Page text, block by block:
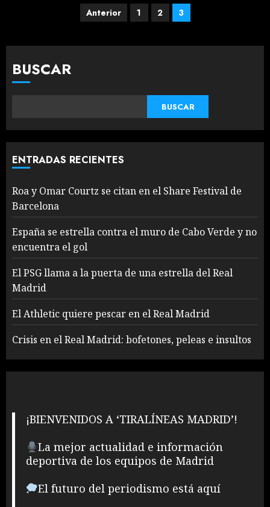
Paginación
Anterior 1 2 3
BUSCAR
BUSCAR
ENTRADAS RECIENTES
Roa y Omar Courtz se citan en el Share Festival de
Barcelona
España se estrella contra el muro de Cabo Verde y no
encuentra el gol
El PSG llama a la puerta de una estrella del Real
Madrid
El Athletic quiere pescar en el Real Madrid
Crisis en el Real Madrid: bofetones, peleas e insultos
¡BIENVENIDOS A ‘TIRALÍNEAS MADRID’!
La mejor actualidad e información
deportiva de los equipos de Madrid
El futuro del periodismo está aquí